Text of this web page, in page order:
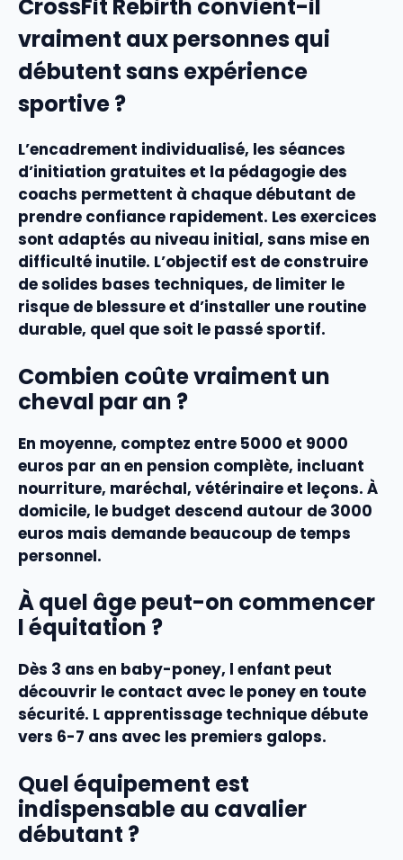
CrossFit Rebirth convient-il
vraiment aux personnes qui
débutent sans expérience
sportive ?
L’encadrement individualisé, les séances
d’initiation gratuites et la pédagogie des
coachs permettent à chaque débutant de
prendre confiance rapidement. Les exercices
sont adaptés au niveau initial, sans mise en
difficulté inutile. L’objectif est de construire
de solides bases techniques, de limiter le
risque de blessure et d’installer une routine
durable, quel que soit le passé sportif.
Combien coûte vraiment un
cheval par an ?
En moyenne, comptez entre 5000 et 9000
euros par an en pension complète, incluant
nourriture, maréchal, vétérinaire et leçons. À
domicile, le budget descend autour de 3000
euros mais demande beaucoup de temps
personnel.
À quel âge peut-on commencer
l équitation ?
Dès 3 ans en baby-poney, l enfant peut
découvrir le contact avec le poney en toute
sécurité. L apprentissage technique débute
vers 6-7 ans avec les premiers galops.
Quel équipement est
indispensable au cavalier
débutant ?